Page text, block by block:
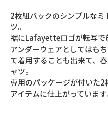
2枚組パックのシンプルな
ツ。
裾にLafayetteロゴが転写で
アンダーウェアとしてはも
て着用することも出来て、
ャツ。
専用のパッケージが付いた
アイテムに仕上がっています